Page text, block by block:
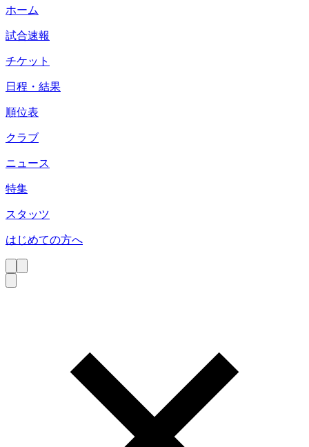
ホーム
試合速報
チケット
日程・結果
順位表
クラブ
ニュース
特集
スタッツ
はじめての方へ